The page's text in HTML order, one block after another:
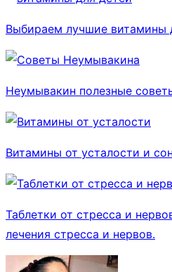
Выбираем лучшие витамины
Неумывакин полезные
Витамины от усталости и
Таблетки от стресса и
лечения стресса и нервов.